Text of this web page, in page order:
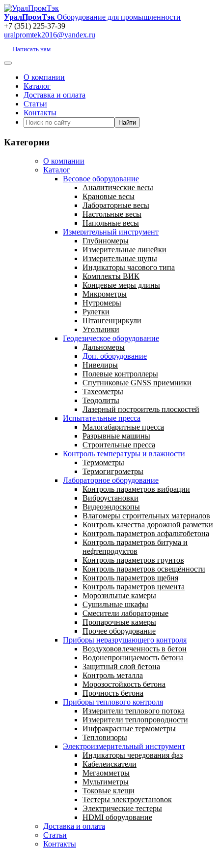
УралПромТэк Оборудование для промышленности
+7 (351) 225-37-39
uralpromtek2016@yandex.ru
Написать нам
О компании
Каталог
Доставка и оплата
Статьи
Контакты
Категории
О компании
Каталог
Весовое оборудование
Аналитические весы
Крановые весы
Лабораторные весы
Настольные весы
Напольные весы
Измерительный инструмент
Глубиномеры
Измерительные линейки
Измерительные щупы
Индикаторы часового типа
Комплекты ВИК
Концевые меры длины
Микрометры
Нутромеры
Рулетки
Штангенциркули
Угольники
Геодезическое оборудование
Дальномеры
Доп. оборудование
Нивелиры
Полевые контроллеры
Спутниковые GNSS приемники
Тахеометры
Теодолиты
Лазерный построитель плоскостей
Испытательные пресса
Малогабаритные пресса
Разрывные машины
Строительные пресса
Контроль температуры и влажности
Термометры
Термогигрометры
Лабораторное оборудование
Контроль параметров вибрации
Виброустановки
Видеоэндоскопы
Влагомеры строительных материалов
Контроль качества дорожной разметки
Контроль параметров асфальтобетона
Контроль параметров битума и
нефтепродуктов
Контроль параметров грунтов
Контроль параметров освещённости
Контроль параметров щебня
Контроль параметров цемента
Морозильные камеры
Сушильные шкафы
Смесители лабораторные
Пропарочные камеры
Прочее оборудование
Приборы неразрушающего контроля
Воздухововлеченность в бетон
Водонепроницаемость бетона
Защитный слой бетона
Контроль металла
Морозостойкость бетона
Прочность бетона
Приборы теплового контроля
Измерители теплового потока
Измерители теплопроводности
Инфракрасные термометры
Тепловизоры
Электроизмерительный инструмент
Индикаторы чередования фаз
Кабелеискатели
Мегаомметры
Мультиметры
Токовые клещи
Тестеры электроустановок
Электрические тестеры
HDMI оборудование
Доставка и оплата
Статьи
Контакты